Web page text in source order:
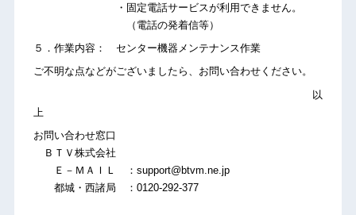
・固定電話サービスが利用できません。
（電話の発着信等）
５．作業内容： センター機器メンテナンス作業
ご不明な点などがございましたら、お問い合わせください。
以
上
お問い合わせ窓口
ＢＴＶ株式会社
Ｅ－ＭＡＩＬ ：support@btvm.ne.jp
都城・西諸局 ：0120-292-377